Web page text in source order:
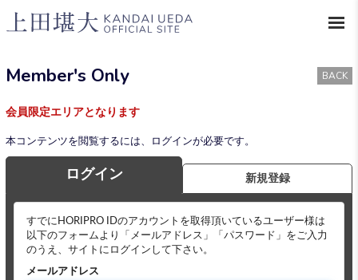
Member's Only BACK
会員限定エリアとなります
本コンテンツを閲覧するには、ログインが必要です。
ログイン 新規登録
すでにHORIPRO IDのアカウントを取得頂いているユーザー様は
以下のフォームより「メールアドレス」「パスワード」をご入力
のうえ、サイトにログインして下さい。
メールアドレス